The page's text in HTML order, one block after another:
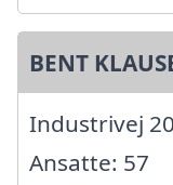
BENT
Industrivej
Ansatte: 57